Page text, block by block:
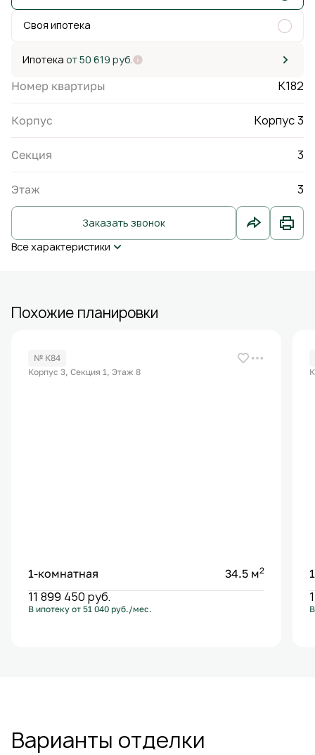
Своя ипотека
Ипотека от 50 619 руб.
Номер квартиры К182
Корпус Корпус 3
Секция 3
Этаж 3
Заказать звонок
Все характеристики
Похожие планировки
№ К84
Корпус 3, Секция 1, Этаж 8
1-комнатная 34.5 м2
11 899 450 руб.
В ипотеку от 51 040 руб./мес.
Варианты отделки